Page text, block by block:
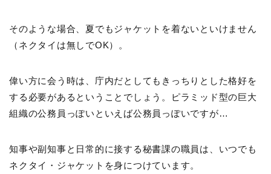
そのような場合、夏でもジャケットを着ないといけません
（ネクタイは無しでOK）。
偉い方に会う時は、庁内だとしてもきっちりとした格好を
する必要があるということでしょう。ピラミッド型の巨大
組織の公務員っぽいといえば公務員っぽいですが…
知事や副知事と日常的に接する秘書課の職員は、いつでも
ネクタイ・ジャケットを身につけています。